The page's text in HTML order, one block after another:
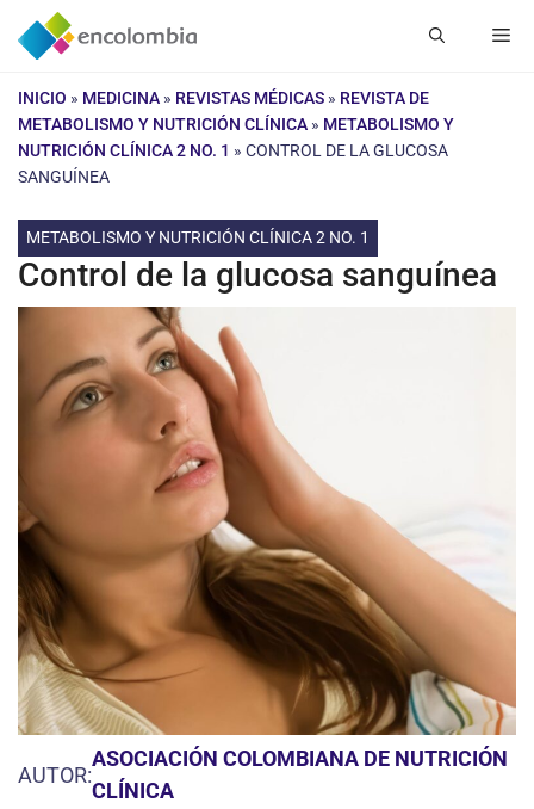
Saltar
INICIO » MEDICINA » REVISTAS MÉDICAS » REVISTA DE
METABOLISMO Y NUTRICIÓN CLÍNICA » METABOLISMO Y
NUTRICIÓN CLÍNICA 2 NO. 1 » CONTROL DE LA GLUCOSA
SANGUÍNEA
METABOLISMO Y NUTRICIÓN CLÍNICA 2 NO. 1
Control de la glucosa sanguínea
AUTOR:
ASOCIACIÓN COLOMBIANA DE NUTRICIÓN
CLÍNICA